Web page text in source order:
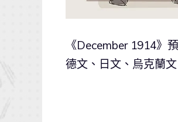
《December 1914》
德文、日文、烏克蘭